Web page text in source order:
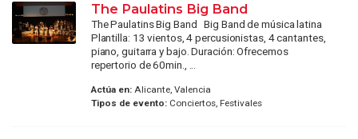
The Paulatins Big Band
The Paulatins Big Band Big Band de música latina
Plantilla: 13 vientos, 4 percusionistas, 4 cantantes,
piano, guitarra y bajo. Duración: Ofrecemos
repertorio de 60min., ...
Actúa en:Alicante, Valencia
Tipos de evento:Conciertos, Festivales